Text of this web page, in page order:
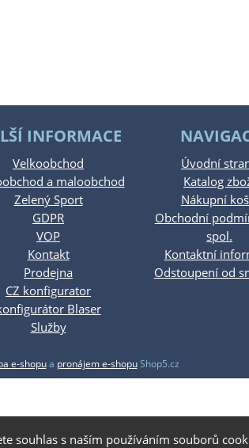
INFORMACE
Velkoobchod
a maloobchod
Zelený Sport
GDPR
VOP
Kontakt
Prodejna
CZ konfigurator
Blaser
Služby
Úvodní
Katalog
Nákupní
Obchodní
spol.
Kontaktní
Odstoupení od
e-shopua pronájem e-shopuShop5.cz
souhlas s naším používáním souborů